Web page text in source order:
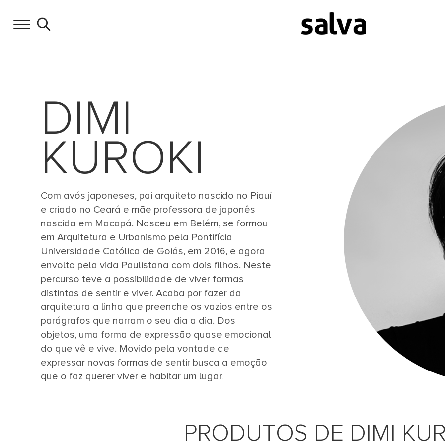
DIMI
KUROKI
Com avós japoneses, pai arquiteto nascido no Piauí
e criado no Ceará e mãe professora de japonês
nascida em Macapá. Nasceu em Belém, se formou
em Arquitetura e Urbanismo pela Pontifícia
Universidade Católica de Goiás, em 2016, e agora
envolto pela vida Paulistana com dois filhos. Neste
percurso teve a possibilidade de viver formas
distintas de sentir e viver. Acaba por fazer da
arquitetura a linha que preenche os vazios entre os
parágrafos que narram o seu dia a dia. Dos
objetos, uma forma de expressão quase emocional
do que vê e vive. Movido pela vontade de
expressar novas formas de sentir busca a emoção
que o faz querer viver e habitar um lugar.
PRODUTOS DE DIMI